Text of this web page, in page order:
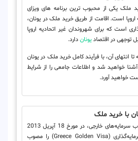
ملک یکی از محبوب ترین برنامه های ویزای
اروپا است. اقامت از طریق خرید ملک در یونان،
است که برای شهروندان غیر اتحادیه اروپا
توجهی در اقتصادیوناندارد.
انتهای آن، با فرآیند کامل خرید ملک در یونان
خواهید شد و اطلاعات جامعی را از شرایط
خواهید آورد.
با خرید ملک
کشور یونان با هدف جذب سرمایه‌های خارجی، در مورخ 18 آپریل 2013
قانون اخذ اقامت با سرمایه‌گذاری (Greece Golden Visa) را مصوب